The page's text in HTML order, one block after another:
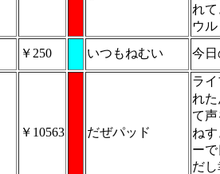
れ
ウ
￥250 いつもねむい 今
￥10563 だぜパッド
ラ
れ
て
ね
ー
だ